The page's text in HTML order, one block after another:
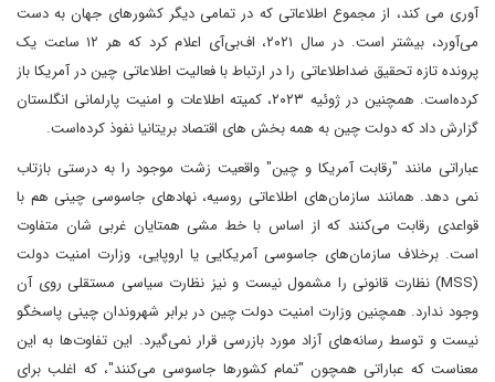
آوری می کند، از مجموع اطلاعاتی که در تمامی دیگر کشورهای جهان به دست
می‌آورد، بیشتر است. در سال ۲۰۲۱، اف‌بی‌آی اعلام کرد که هر ۱۲ ساعت یک
پرونده تازه تحقیق ضداطلاعاتی را در ارتباط با فعالیت اطلاعاتی چین در آمریکا باز
کرده‌است. همچنین در ژوئیه ۲۰۲۳، کمیته اطلاعات و امنیت پارلمانی انگلستان
گزارش داد که دولت چین به همه بخش های اقتصاد بریتانیا نفوذ کرده‌است.
عباراتی مانند "رقابت آمریکا و چین" واقعیت زشت موجود را به درستی بازتاب
نمی دهد. همانند سازمان‌های اطلاعاتی روسیه، نهادهای جاسوسی چینی هم با
قواعدی رقابت می‌کنند که از اساس با خط مشی همتایان غربی شان متفاوت
است. برخلاف سازمان‌های جاسوسی آمریکایی یا اروپایی، وزارت امنیت دولت
(MSS) نظارت قانونی را مشمول نیست و نیز نظارت سیاسی مستقلی روی آن
وجود ندارد. همچنین وزارت امنیت دولت چین در برابر شهروندان چینی پاسخگو
نیست و توسط رسانه‌های آزاد مورد بازرسی قرار نمی‌گیرد. این تفاوت‌ها به این
معناست که عباراتی همچون "تمام کشورها جاسوسی می‌کنند"، که اغلب برای